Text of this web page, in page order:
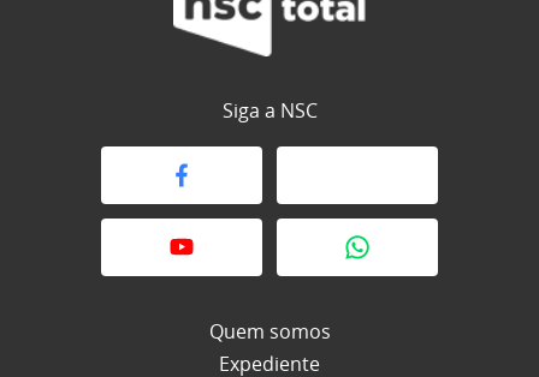
Siga a NSC
Quem somos
Expediente